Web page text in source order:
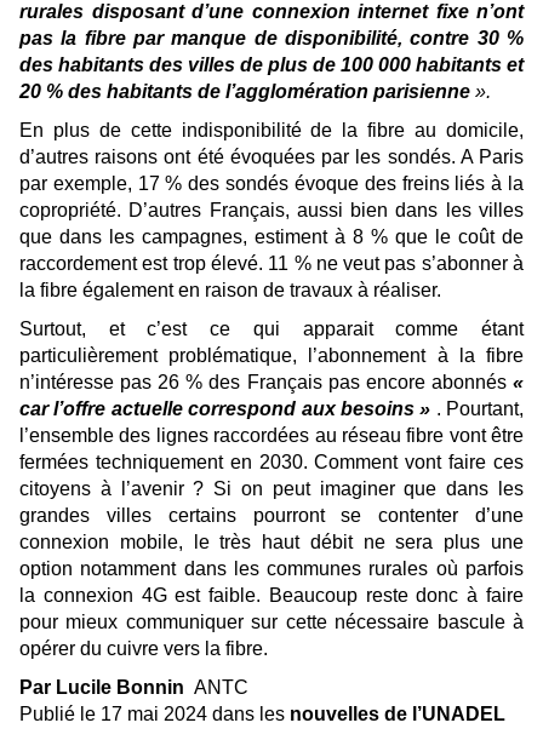
rurales disposant d’une connexion internet fixe n’ont
pas la fibre par manque de disponibilité, contre 30 %
des habitants des villes de plus de 100 000 habitants et
20 % des habitants de l’agglomération parisienne ».
En plus de cette indisponibilité de la fibre au domicile,
d’autres raisons ont été évoquées par les sondés. A Paris
par exemple, 17 % des sondés évoque des freins liés à la
copropriété. D’autres Français, aussi bien dans les villes
que dans les campagnes, estiment à 8 % que le coût de
raccordement est trop élevé. 11 % ne veut pas s’abonner à
la fibre également en raison de travaux à réaliser.
Surtout, et c’est ce qui apparait comme étant
particulièrement problématique, l’abonnement à la fibre
n’intéresse pas 26 % des Français pas encore abonnés «
car l’offre actuelle correspond aux besoins » . Pourtant,
l’ensemble des lignes raccordées au réseau fibre vont être
fermées techniquement en 2030. Comment vont faire ces
citoyens à l’avenir ? Si on peut imaginer que dans les
grandes villes certains pourront se contenter d’une
connexion mobile, le très haut débit ne sera plus une
option notamment dans les communes rurales où parfois
la connexion 4G est faible. Beaucoup reste donc à faire
pour mieux communiquer sur cette nécessaire bascule à
opérer du cuivre vers la fibre.
Par Lucile Bonnin ANTC
Publié le 17 mai 2024 dans les nouvelles de l’UNADEL